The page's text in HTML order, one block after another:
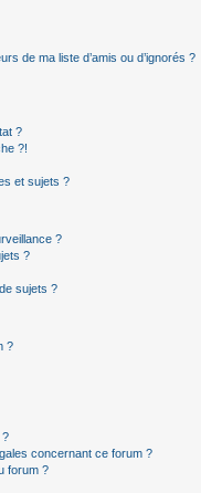
de ma liste d’amis ou d’ignorés ?
?
?!
et sujets ?
?
?
sujets ?
?
?
concernant ce forum ?
forum ?